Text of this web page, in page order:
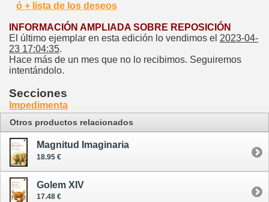
ó + lista de los deseos
INFORMACIÓN AMPLIADA SOBRE REPOSICIÓN
El último ejemplar en esta edición lo vendimos el 2023-04-
23 17:04:35.
Hace más de un mes que no lo recibimos. Seguiremos
intentándolo.
Secciones
Impedimenta
Otros productos relacionados
Magnitud Imaginaria
18.95 €
Golem XIV
17.48 €